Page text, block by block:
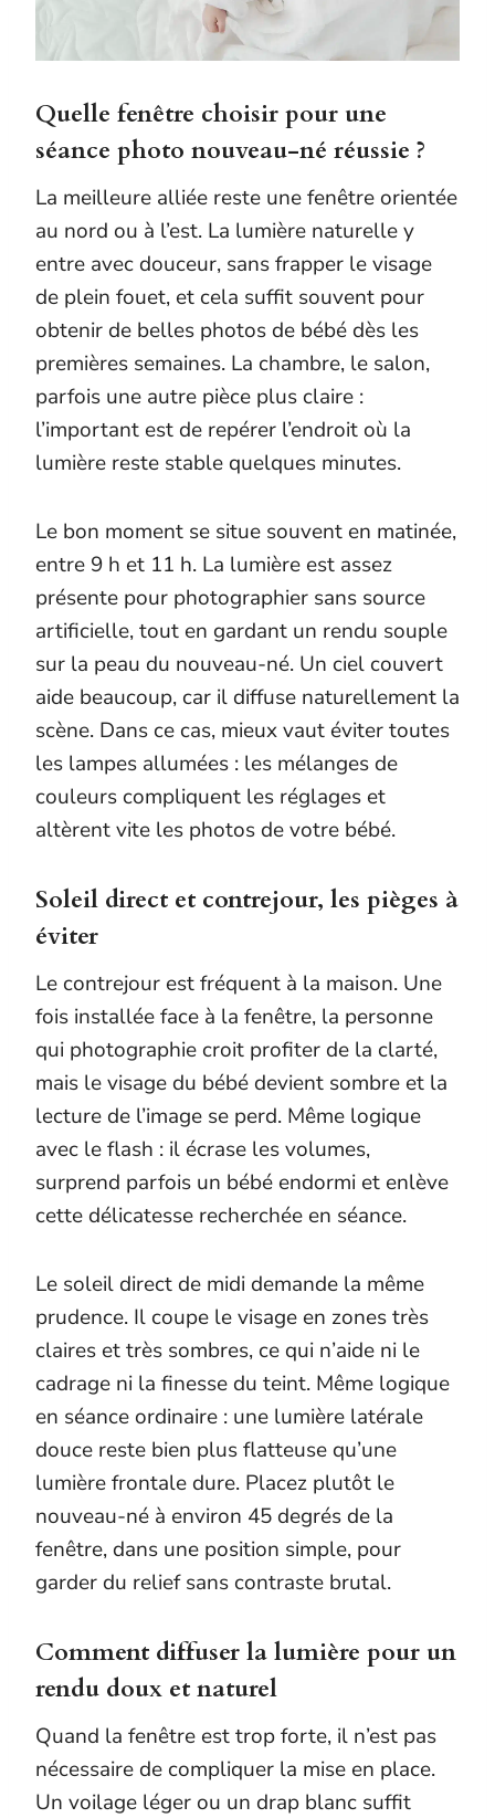
Quelle fenêtre choisir pour une
séance photo nouveau-né réussie ?
La meilleure alliée reste une fenêtre orientée
au nord ou à l’est. La lumière naturelle y
entre avec douceur, sans frapper le visage
de plein fouet, et cela suffit souvent pour
obtenir de belles photos de bébé dès les
premières semaines. La chambre, le salon,
parfois une autre pièce plus claire :
l’important est de repérer l’endroit où la
lumière reste stable quelques minutes.
Le bon moment se situe souvent en matinée,
entre 9 h et 11 h. La lumière est assez
présente pour photographier sans source
artificielle, tout en gardant un rendu souple
sur la peau du nouveau-né. Un ciel couvert
aide beaucoup, car il diffuse naturellement la
scène. Dans ce cas, mieux vaut éviter toutes
les lampes allumées : les mélanges de
couleurs compliquent les réglages et
altèrent vite les photos de votre bébé.
Soleil direct et contrejour, les pièges à
éviter
Le contrejour est fréquent à la maison. Une
fois installée face à la fenêtre, la personne
qui photographie croit profiter de la clarté,
mais le visage du bébé devient sombre et la
lecture de l’image se perd. Même logique
avec le flash : il écrase les volumes,
surprend parfois un bébé endormi et enlève
cette délicatesse recherchée en séance.
Le soleil direct de midi demande la même
prudence. Il coupe le visage en zones très
claires et très sombres, ce qui n’aide ni le
cadrage ni la finesse du teint. Même logique
en séance ordinaire : une lumière latérale
douce reste bien plus flatteuse qu’une
lumière frontale dure. Placez plutôt le
nouveau-né à environ 45 degrés de la
fenêtre, dans une position simple, pour
garder du relief sans contraste brutal.
Comment diffuser la lumière pour un
rendu doux et naturel
Quand la fenêtre est trop forte, il n’est pas
nécessaire de compliquer la mise en place.
Un voilage léger ou un drap blanc suffit